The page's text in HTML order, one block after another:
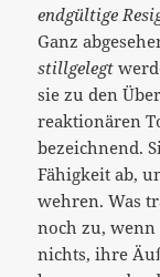
endgültige
Ganz
stillgelegt
sie zu den
reaktionären
bezeichnend.
Fähigkeit ab,
wehren. Was
noch zu, wenn
nichts, ihre